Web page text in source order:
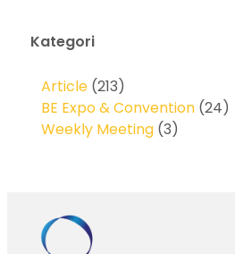
Kategori
Article (213)
BE Expo & Convention (24)
Weekly Meeting (3)